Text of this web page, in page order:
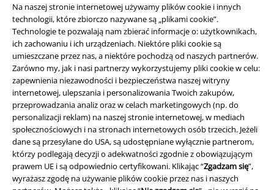
Na naszej stronie internetowej używamy plików cookie i innych
technologii, które zbiorczo nazywane są „plikami cookie”.
Technologie te pozwalają nam zbierać informacje o: użytkownikach,
ich zachowaniu i ich urządzeniach. Niektóre pliki cookie są
umieszczane przez nas, a niektóre pochodzą od naszych partnerów.
Zarówno my, jak i nasi partnerzy wykorzystujemy pliki cookie w celu:
zapewnienia niezawodności i bezpieczeństwa naszej witryny
internetowej, ulepszania i personalizowania Twoich zakupów,
przeprowadzania analiz oraz w celach marketingowych (np. do
personalizacji reklam) na naszej stronie internetowej, w mediach
społecznościowych i na stronach internetowych osób trzecich. Jeżeli
dane są przesyłane do USA, są udostępniane wyłącznie partnerom,
którzy podlegają decyzji o adekwatności zgodnie z obowiązującym
prawem UE i są odpowiednio certyfikowani. Klikając “Zgadzam się”,
wyrażasz zgodę na używanie plików cookie przez nas i naszych
Informacje prawne
Regulamin
Dane firmy